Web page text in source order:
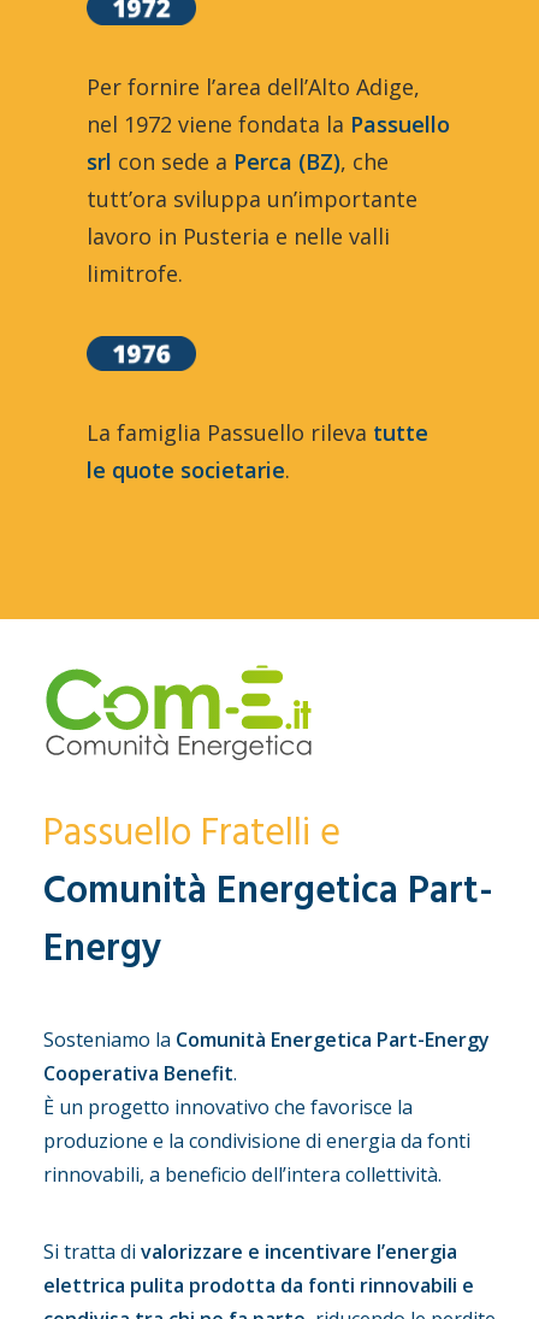
Per fornire l’area dell’Alto Adige,
nel 1972 viene fondata la Passuello
srl con sede a Perca (BZ), che
tutt’ora sviluppa un’importante
lavoro in Pusteria e nelle valli
limitrofe.
La famiglia Passuello rileva tutte
le quote societarie.
Passuello Fratelli e
Comunità Energetica Part-
Energy
Sosteniamo la Comunità Energetica Part-Energy
Cooperativa Benefit.
È un progetto innovativo che favorisce la
produzione e la condivisione di energia da fonti
rinnovabili, a beneficio dell’intera collettività.
Si tratta di valorizzare e incentivare l’energia
elettrica pulita prodotta da fonti rinnovabili e